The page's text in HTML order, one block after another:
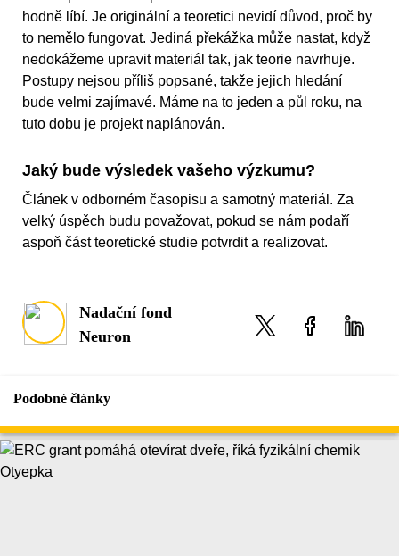
hodně líbí. Je originální a teoretici nevidí důvod, proč by
to nemělo fungovat. Jediná překážka může nastat, když
nedokážeme upravit materiál tak, jak teorie navrhuje.
Postupy nejsou příliš popsané, takže jejich hledání
bude velmi zajímavé. Máme na to jeden a půl roku, na
tuto dobu je projekt naplánován.
Jaký bude výsledek vašeho výzkumu?
Článek v odborném časopisu a samotný materiál. Za
velký úspěch budu považovat, pokud se nám podaří
aspoň část teoretické studie potvrdit a realizovat.
Nadační fond
Neuron
Podobné články